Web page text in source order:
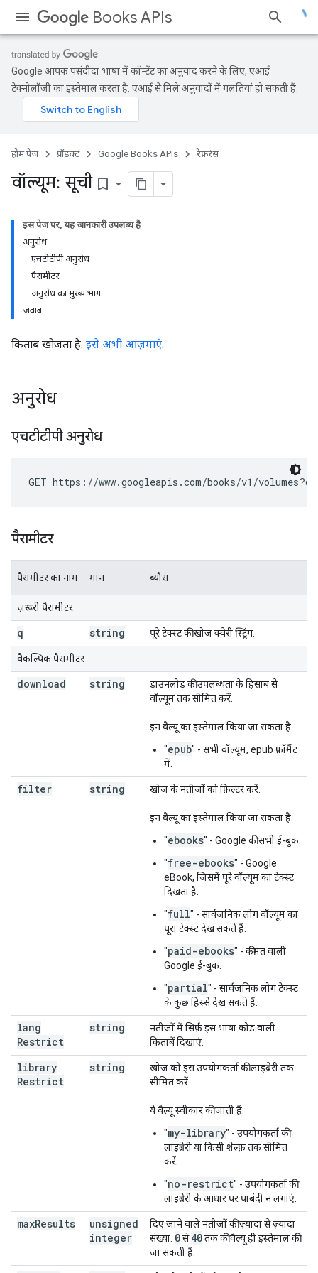
Books APIs
Google आपकी पसंदीदा भाषा में कॉन्टेंट का अनुवाद करने के लिए, एआई
टेक्नोलॉजी का इस्तेमाल करता है. एआई से मिले अनुवादों में गलतियां हो सकती हैं.
होम पेज प्रॉडक्ट Google Books APIs रेफ़रंस
वॉल्यूम: सूची bookmark_border
इस पेज पर, यह जानकारी उपलब्ध है
अनुरोध
एचटीटीपी अनुरोध
पैरामीटर
अनुरोध का मुख्य भाग
जवाब
किताब खोजता है. इसे अभी आज़माएं.
अनुरोध
एचटीटीपी अनुरोध
GET https://www.googleapis.com/books/v1/volumes?q
पैरामीटर
पैरामीटर का नाम मान ब्यौरा
ज़रूरी पैरामीटर
q string पूरे टेक्स्ट की खोज क्वेरी स्ट्रिंग.
वैकल्पिक पैरामीटर
download string
डाउनलोड की उपलब्धता के हिसाब से
वॉल्यूम तक सीमित करें.
इन वैल्यू का इस्तेमाल किया जा सकता है:
"epub" - सभी वॉल्यूम, epub फ़ॉर्मैट
में.
filter string खोज के नतीजों को फ़िल्टर करें.
इन वैल्यू का इस्तेमाल किया जा सकता है:
"ebooks" - Google की सभी ई-बुक.
"free-ebooks" - Google
eBook, जिसमें पूरे वॉल्यूम का टेक्स्ट
दिखता है.
"full" - सार्वजनिक लोग वॉल्यूम का
पूरा टेक्स्ट देख सकते हैं.
"paid-ebooks" - कीमत वाली
Google ई-बुक.
"partial" - सार्वजनिक लोग टेक्स्ट
के कुछ हिस्से देख सकते हैं.
lang
Restrict
string
नतीजों में सिर्फ़ इस भाषा कोड वाली
किताबें दिखाएं.
library
Restrict
string
खोज को इस उपयोगकर्ता की लाइब्रेरी तक
सीमित करें.
ये वैल्यू स्वीकार की जाती हैं:
"my-library" - उपयोगकर्ता की
लाइब्रेरी या किसी शेल्फ़ तक सीमित
करें.
"no-restrict" - उपयोगकर्ता की
लाइब्रेरी के आधार पर पाबंदी न लगाएं.
maxResults
unsigned
integer
दिए जाने वाले नतीजों की ज़्यादा से ज़्यादा
संख्या. 0से40तक की वैल्यू ही इस्तेमाल की
जा सकती हैं.